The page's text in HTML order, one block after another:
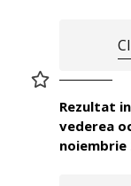
Rezultat
vederea
noiembrie